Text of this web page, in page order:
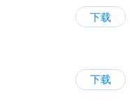
下载
下载